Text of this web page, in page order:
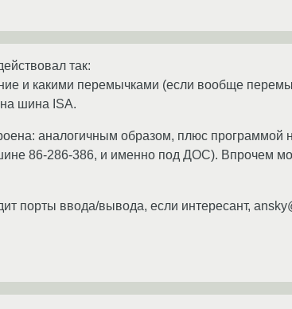
так:
и какими перемычками (если вообще
шина ISA.
аналогичным образом, плюс программой
86-286-386, и именно под ДОС). Впрочем
порты ввода/вывода, если интересант,